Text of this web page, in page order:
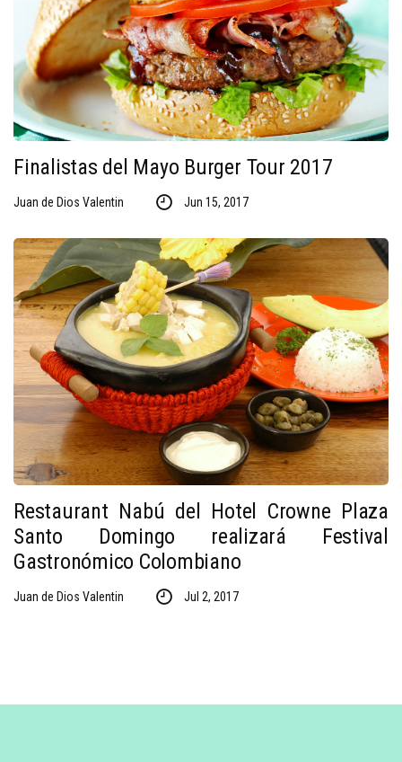
Finalistas del Mayo Burger Tour 2017
Juan de Dios Valentin Jun 15, 2017
Restaurant Nabú del Hotel Crowne Plaza
Santo Domingo realizará Festival
Gastronómico Colombiano
Juan de Dios Valentin Jul 2, 2017